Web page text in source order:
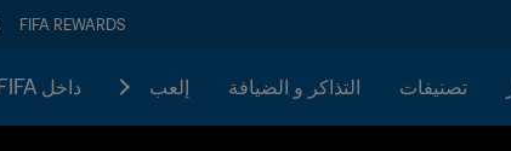
FIFA REWARDS
تصنيفات التذاكر و الضيافة إلعب داخل FIFA